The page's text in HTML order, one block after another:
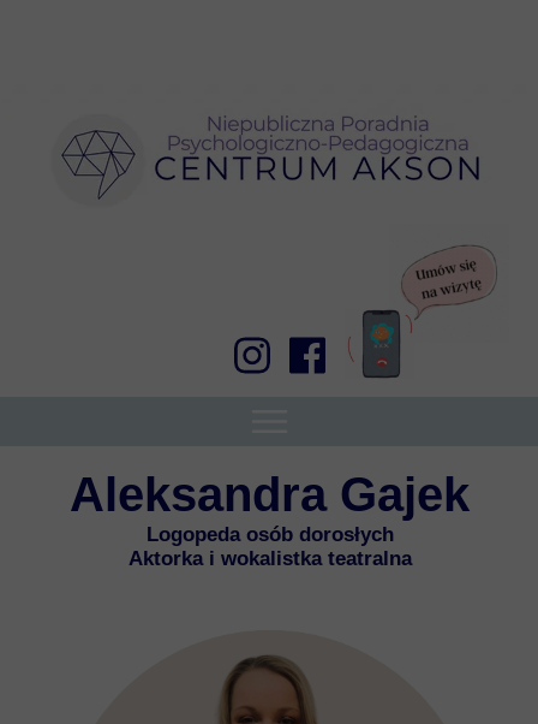
Aleksandra Gajek
Logopeda osób dorosłych
Aktorka i wokalistka teatralna